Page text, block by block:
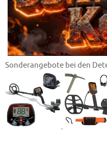
Sonderangebote bei den